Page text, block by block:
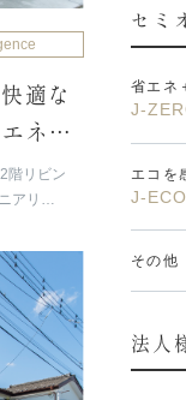
適な
ネル
2階リビン
アリ
セミ
省エネ
J-
エコを
J-ECO
その他
法人